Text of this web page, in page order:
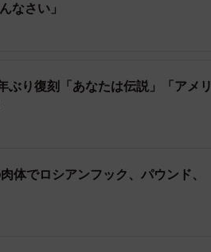
なさい」
ぶり復刻「あなたは伝説」「アメリ
体でロシアンフック、パウンド、